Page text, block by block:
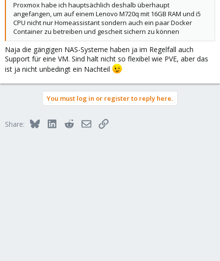
Proxmox habe ich hauptsächlich deshalb überhaupt
angefangen, um auf einem Lenovo M720q mit 16GB RAM und i5
CPU nicht nur Homeassistant sondern auch ein paar Docker
Container zu betreiben und gescheit sichern zu können
Naja die gängigen NAS-Systeme haben ja im Regelfall auch
Support für eine VM. Sind halt nicht so flexibel wie PVE, aber das
ist ja nicht unbedingt ein Nachteil
You must log in or register to reply here.
Share: BlueskyLinkedInRedditEmailLink